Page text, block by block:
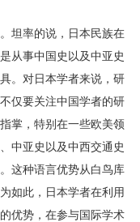
坦率的说，日本民族在
从事中国史以及中亚史
。对日本学者来说，研
仅要关注中国学者的研
掌，特别在一些欧美领
中亚史以及中西交通史
这种语言优势从白鸟库
如此，日本学者在利用
优势，在参与国际学术